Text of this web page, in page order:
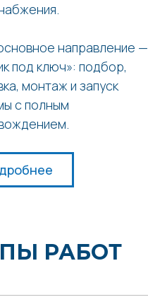
направление —
под ключ»: подбор,
монтаж и запуск
с полным
РАБОТ